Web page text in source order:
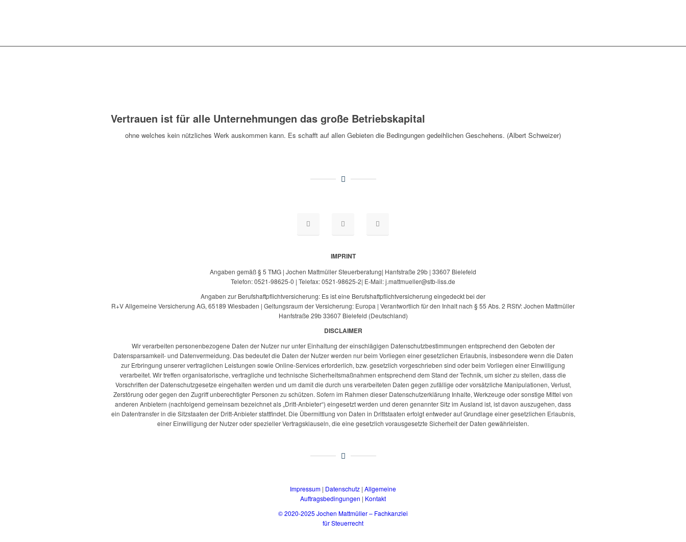
Vertrauen ist für alle Unternehmungen das große Betriebskapital
ohne welches kein nützliches Werk auskommen kann. Es schafft auf allen Gebieten die Bedingungen gedeihlichen Geschehens. (Albert Schweizer)
IMPRINT
Angaben gemäß § 5 TMG | Jochen Mattmüller Steuerberatung| Hanfstraße 29b | 33607 Bielefeld
Telefon: 0521-98625-0 | Telefax: 0521-98625-2| E-Mail: j.mattmueller@stb-liss.de
Angaben zur Berufshaftpflichtversicherung: Es ist eine Berufshaftpflichtversicherung eingedeckt bei der
R+V Allgemeine Versicherung AG, 65189 Wiesbaden | Geltungsraum der Versicherung: Europa | Verantwortlich für den Inhalt nach § 55 Abs. 2 RStV: Jochen Mattmüller
Hanfstraße 29b 33607 Bielefeld (Deutschland)
DISCLAIMER
Wir verarbeiten personenbezogene Daten der Nutzer nur unter Einhaltung der einschlägigen Datenschutzbestimmungen entsprechend den Geboten der
Datensparsamkeit- und Datenvermeidung. Das bedeutet die Daten der Nutzer werden nur beim Vorliegen einer gesetzlichen Erlaubnis, insbesondere wenn die Daten
zur Erbringung unserer vertraglichen Leistungen sowie Online-Services erforderlich, bzw. gesetzlich vorgeschrieben sind oder beim Vorliegen einer Einwilligung
verarbeitet. Wir treffen organisatorische, vertragliche und technische Sicherheitsmaßnahmen entsprechend dem Stand der Technik, um sicher zu stellen, dass die
Vorschriften der Datenschutzgesetze eingehalten werden und um damit die durch uns verarbeiteten Daten gegen zufällige oder vorsätzliche Manipulationen, Verlust,
Zerstörung oder gegen den Zugriff unberechtigter Personen zu schützen. Sofern im Rahmen dieser Datenschutzerklärung Inhalte, Werkzeuge oder sonstige Mittel von
anderen Anbietern (nachfolgend gemeinsam bezeichnet als „Dritt-Anbieter“) eingesetzt werden und deren genannter Sitz im Ausland ist, ist davon auszugehen, dass
ein Datentransfer in die Sitzstaaten der Dritt-Anbieter stattfindet. Die Übermittlung von Daten in Drittstaaten erfolgt entweder auf Grundlage einer gesetzlichen Erlaubnis,
einer Einwilligung der Nutzer oder spezieller Vertragsklauseln, die eine gesetzlich vorausgesetzte Sicherheit der Daten gewährleisten.
Impressum| Datenschutz| Allgemeine
Auftragsbedingungen | Kontakt
© 2020-2025 Jochen Mattmüller – Fachkanzlei
für Steuerrecht